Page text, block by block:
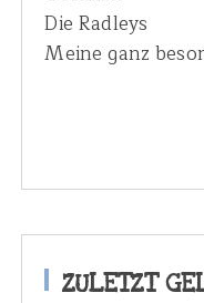
Die Radleys
Meine ganz
ZULETZT